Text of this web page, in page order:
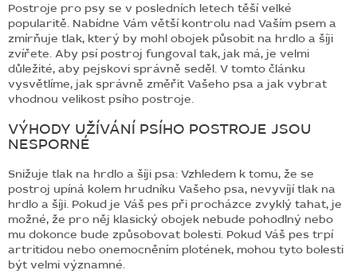
NOVINKY
OUTLET
SKLADOVKY
BLOG
ZNAČKY
WISH
LIST
KONTAKTY
Postroje pro psy se v posledních letech těší velké
popularitě. Nabídne Vám větší kontrolu nad Vaším psem a
zmírňuje tlak, který by mohl obojek působit na hrdlo a šíji
zvířete. Aby psí postroj fungoval tak, jak má, je velmi
důležité, aby pejskovi správně seděl. V tomto článku
vysvětlíme, jak správně změřit Vašeho psa a jak vybrat
vhodnou velikost psího postroje.
VÝHODY UŽÍVÁNÍ PSÍHO POSTROJE JSOU
NESPORNÉ
Snižuje tlak na hrdlo a šíji psa: Vzhledem k tomu, že se
postroj upíná kolem hrudníku Vašeho psa, nevyvíjí tlak na
hrdlo a šíji. Pokud je Váš pes při procházce zvyklý tahat, je
možné, že pro něj klasický obojek nebude pohodlný nebo
mu dokonce bude způsobovat bolesti. Pokud Váš pes trpí
artritidou nebo onemocněním plotének, mohou tyto bolesti
být velmi významné.